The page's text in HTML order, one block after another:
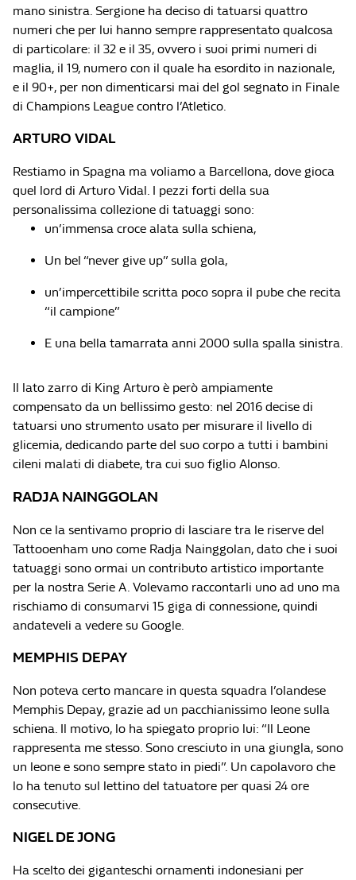
mano sinistra. Sergione ha deciso di tatuarsi quattro
numeri che per lui hanno sempre rappresentato qualcosa
di particolare: il 32 e il 35, ovvero i suoi primi numeri di
maglia, il 19, numero con il quale ha esordito in nazionale,
e il 90+, per non dimenticarsi mai del gol segnato in Finale
di Champions League contro l’Atletico.
ARTURO VIDAL
Restiamo in Spagna ma voliamo a Barcellona, dove gioca
quel lord di Arturo Vidal. I pezzi forti della sua
personalissima collezione di tatuaggi sono:
un’immensa croce alata sulla schiena,
Un bel “never give up” sulla gola,
un’impercettibile scritta poco sopra il pube che recita
“il campione”
E una bella tamarrata anni 2000 sulla spalla sinistra.
Il lato zarro di King Arturo è però ampiamente
compensato da un bellissimo gesto: nel 2016 decise di
tatuarsi uno strumento usato per misurare il livello di
glicemia, dedicando parte del suo corpo a tutti i bambini
cileni malati di diabete, tra cui suo figlio Alonso.
RADJA NAINGGOLAN
Non ce la sentivamo proprio di lasciare tra le riserve del
Tattooenham uno come Radja Nainggolan, dato che i suoi
tatuaggi sono ormai un contributo artistico importante
per la nostra Serie A. Volevamo raccontarli uno ad uno ma
rischiamo di consumarvi 15 giga di connessione, quindi
andateveli a vedere su Google.
MEMPHIS DEPAY
Non poteva certo mancare in questa squadra l’olandese
Memphis Depay, grazie ad un pacchianissimo leone sulla
schiena. Il motivo, lo ha spiegato proprio lui: “Il Leone
rappresenta me stesso. Sono cresciuto in una giungla, sono
un leone e sono sempre stato in piedi”. Un capolavoro che
lo ha tenuto sul lettino del tatuatore per quasi 24 ore
consecutive.
NIGEL DE JONG
Ha scelto dei giganteschi ornamenti indonesiani per